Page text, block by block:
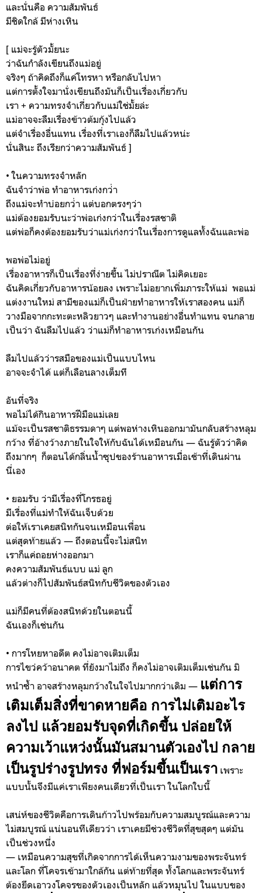
และนั่นคือ ความสัมพันธ์
มีชิดใกล้ มีห่างเหิน
[ แม่จะรู้ตัวมั้ยนะ
ว่าฉันกำลังเขียนถึงแม่อยู่
จริงๆ ถ้าคิดถึงก็แค่โทรหา หรือกลับไปหา
แต่การตั้งใจมานั่งเขียนถึงมันก็เป็นเรื่องเกี่ยวกับ
เรา + ความทรงจำเกี่ยวกับแม่ใช่มั้ยล่ะ
แม่อาจจะลืมเรื่องข้าวต้มกุ้งไปแล้ว
แต่จำเรื่องอื่นแทน เรื่องที่เราเองก็ลืมไปแล้วหน่ะ
นั่นสินะ ถึงเรียกว่าความสัมพันธ์ ]
• ในความทรงจำหลัก
ฉันจำว่าพ่อ ทำอาหารเก่งกว่่า
ถึงแม่จะทำบ่อยกว่่า แต่บอกตรงๆว่า
แม่ต้องยอมรับนะว่าพ่อเก่งกว่าในเรื่องรสชาติ
แต่พ่อก็คงต้องยอมรับว่าแม่เก่งกว่าในเรื่องการดูแลทั้งฉันและพ่อ
พอพ่อไม่อยู่
เรื่องอาหารก็เป็นเรื่องที่ง่ายขึ้น ไม่ปราณีต ไม่คิดเยอะ
ฉันคิดเกี่ยวกับอาหารน้อยลง เพราะไม่อยากเพิ่มภาระให้แม่ พอแม่
แต่งงานใหม่ สามีของแม่ก็เป็นฝ่ายทำอาหารให้เราสองคน แม่ก็
วางมือจากกะทะตะหลิวยาวๆ และทำงานอย่างอื่นทำแทน จนกลาย
เป็นว่า ฉันลืมไปแล้ว ว่าแม่ก็ทำอาหารเก่งเหมือนกัน
ลืมไปแล้วว่ารสมือของแม่เป็นแบบไหน
อาจจะจำได้ แต่ก็เลือนลางเต็มที
อันที่จริง
พอไม่ได้กินอาหารฝีมือแม่เลย
แม้จะเป็นรสชาติธรรมดาๆ แต่พอห่างเหินออกมามันกลับสร้างหลุม
กว้าง ที่อ้างว้างภายในใจให้กับฉันได้เหมือนกัน — ฉันรู้ตัวว่าคิด
ถึงมากๆ ก็ตอนได้กลิ่นน้ำซุปของร้านอาหารเมื่อเช้าที่เดินผ่าน
นี่เอง
• ยอมรับ ว่ามีเรื่องที่โกรธอยู่
มีเรื่องที่แม่ทำให้ฉันเจ็บด้วย
ต่อให้เราเคยสนิทกันจนเหมือนเพื่อน
แต่สุดท้ายแล้ว — ถึงตอนนี้จะไม่สนิท
เราก็แค่ถอยห่างออกมา
คงความสัมพันธ์แบบ แม่ ลูก
แล้วต่างก็ไปสัมพันธ์สนิทกับชีวิตของตัวเอง
แม่ก็มีคนที่ต้องสนิทด้วยในตอนนี้
ฉันเองก็เช่นกัน
• การโหยหาอดีต คงไม่อาจเติมเต็ม
การไขว่คว้าอนาคต ที่ยังมาไม่ถึง ก็คงไม่อาจเติมเต็มเช่นกัน มิ
หนำซ้ำ อาจสร้างหลุมกว้างในใจไปมากกว่าเดิม — แต่การ
เติมเต็มสิ่งที่ขาดหายคือ การไม่เติมอะไร
ลงไป แล้วยอมรับจุดที่เกิดขึ้น ปล่อยให้
ความเว้าแหว่งนั้นมันสมานตัวเองไป กลาย
เป็นรูปร่างรูปทรง ที่ฟอร์มขึ้นเป็นเรา เพราะ
แบบนั้นจึงมีแค่เราเพียงคนเดียวที่เป็นเรา ในโลกใบนี้
เสน่ห์ของชีวิตคือการเดินก้าวไปพร้อมกับความสมบูรณ์และความ
ไม่สมบูรณ์ แน่นอนทีเดียวว่า เราเคยมีช่วงชีวิตที่สุขสุดๆ แต่มัน
เป็นช่วงหนึ่ง
— เหมือนความสุขที่เกิดจากการได้เห็นความงามของพระจันทร์
และโลก ที่โคจรเข้ามาใกล้กัน แต่ท้ายที่สุด ทั้งโลกและพระจันทร์
ต้องยึดเอาวงโคจรของตัวเองเป็นหลัก แล้วหมุนไป ในแบบของ